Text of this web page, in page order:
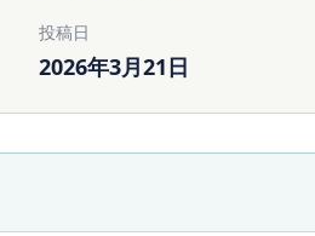
投稿日
2026年3月21日